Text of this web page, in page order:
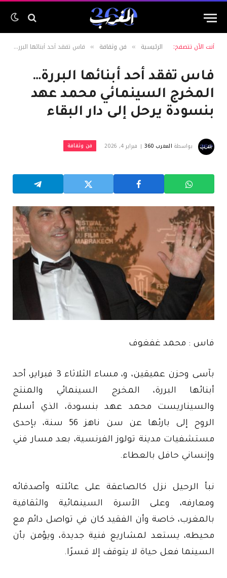
أنت الآن تتصفح: الرئيسية » فن وثقافة » فاس تفقد أحد أبنائها البررة… المخرج السينمائي محمد عهد بنسودة يرحل إلى دار البقاء
فاس تفقد أحد أبنائها البررة…
المخرج السينمائي محمد عهد
بنسودة يرحل إلى دار البقاء
بواسطة المغرب 360 فبراير 4, 2026 فن وثقافة
فاس : محمد غفغوف
بآسى وحزن عميقين، و، مساء الثلاثاء 3 فبراير، أحد
أبنائها البررة، المخرج السينمائي والمنتج
والسيناريست محمد عهد بنسودة، الذي أسلم
الروح إلى بارئها عن سن ناهز 56 سنة، بإحدى
مستشفيات مدينة تولوز الفرنسية، بعد مسار فني
وإنساني حافل بالعطاء.
نبأ الرحيل نزل كالصاعقة على عائلته وأصدقائه
ومعارفه، وعلى الأسرة السينمائية والثقافية
بالمغرب، خاصة وأن الفقيد كان في تواصل دائم مع
محيطه، يستعد لمشاريع فنية جديدة، ويؤمن بأن
السينما فعل حياة لا يتوقف إلا قسرًا.